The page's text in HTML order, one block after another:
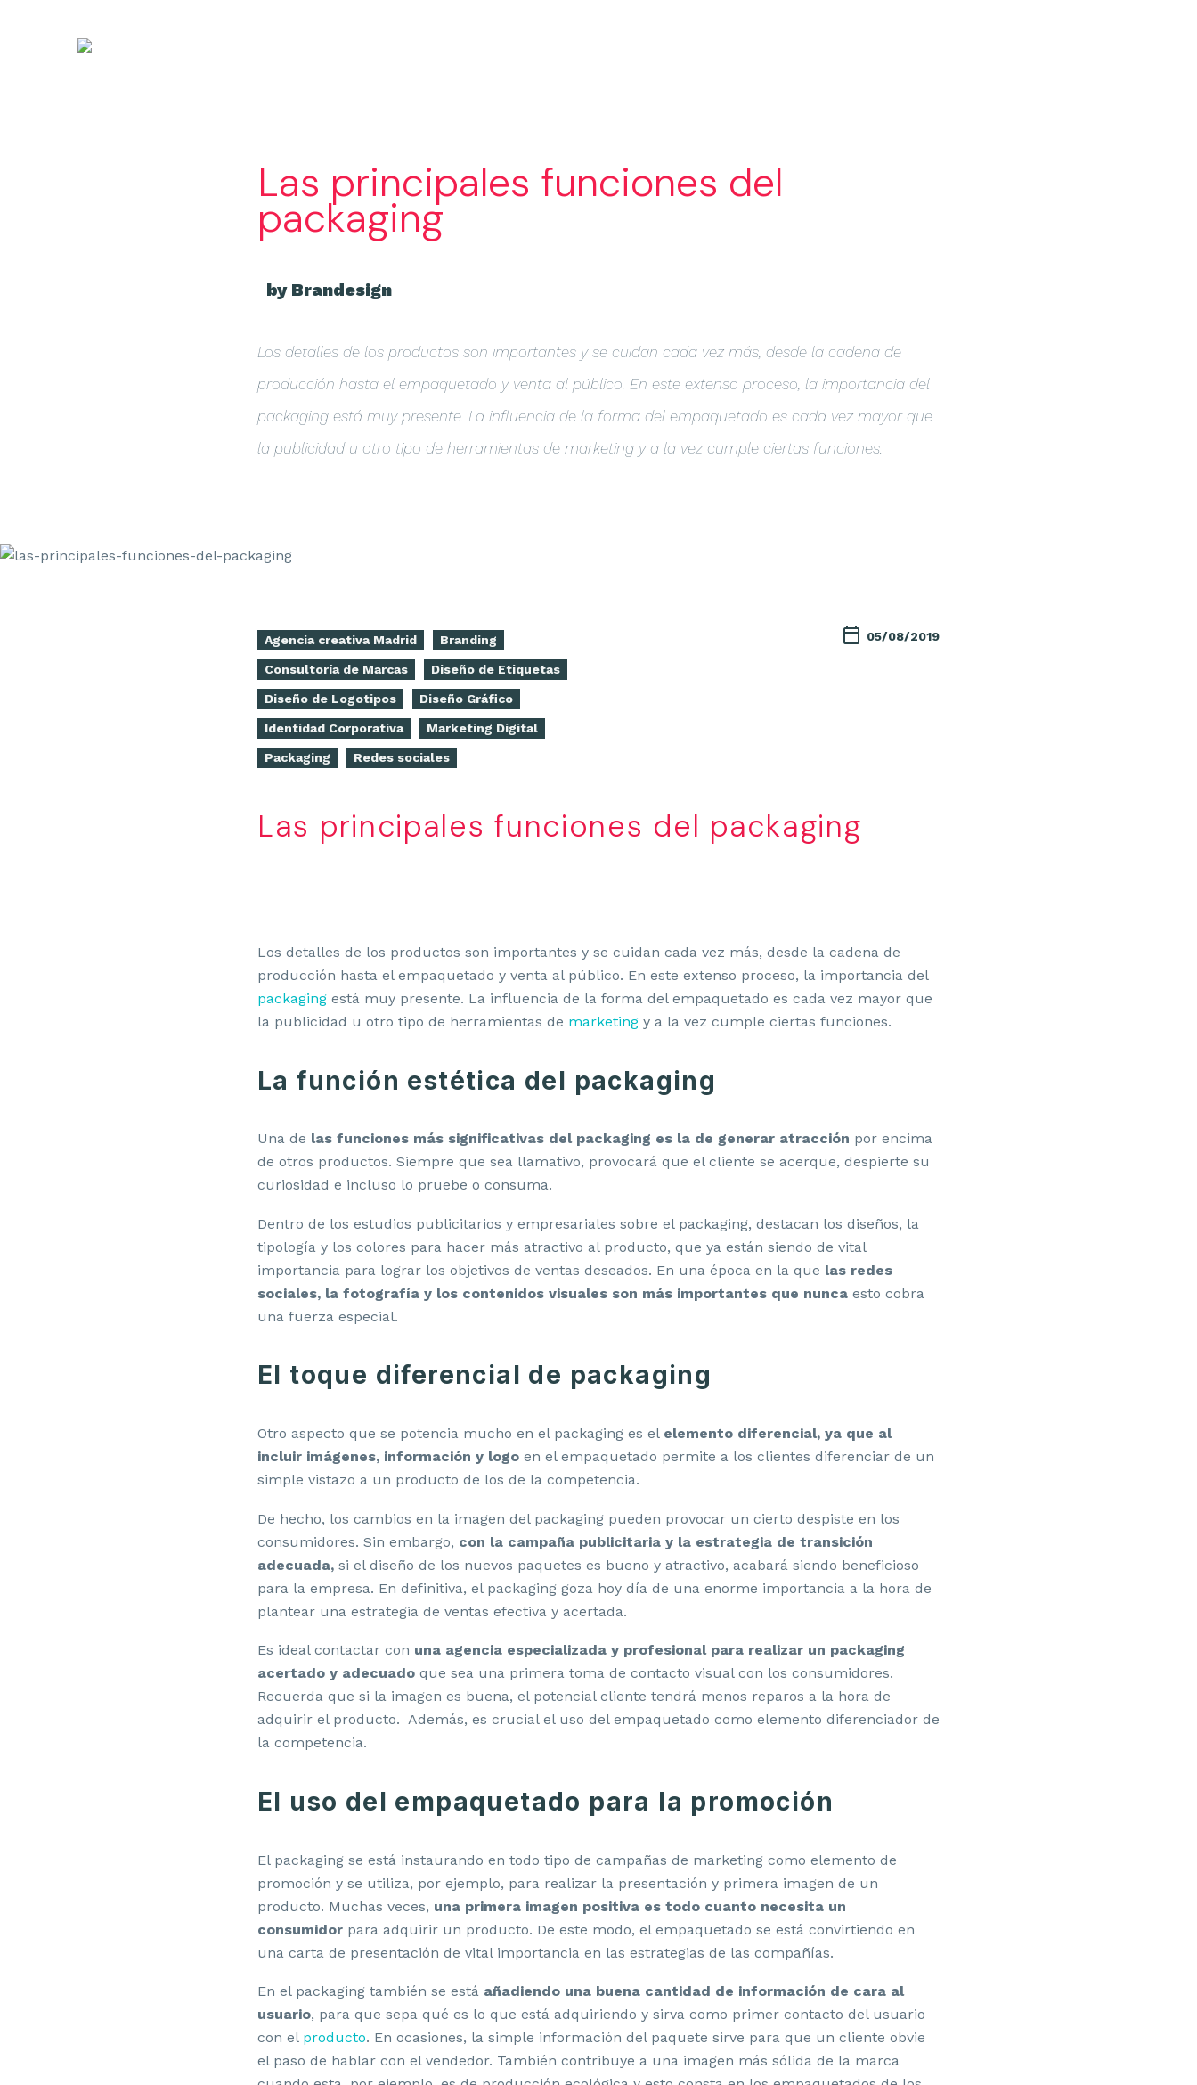
Las principales funciones del
packaging
by Brandesign
Los detalles de los productos son importantes y se cuidan cada vez más, desde la cadena de
producción hasta el empaquetado y venta al público. En este extenso proceso, la importancia del
packaging está muy presente. La influencia de la forma del empaquetado es cada vez mayor que
la publicidad u otro tipo de herramientas de marketing y a la vez cumple ciertas funciones.
Agencia creativa Madrid Branding
Consultoría de Marcas Diseño de Etiquetas
Diseño de Logotipos Diseño Gráfico
Identidad Corporativa Marketing Digital
Packaging Redes sociales
05/08/2019
Las principales funciones del packaging
Los detalles de los productos son importantes y se cuidan cada vez más, desde la cadena de
producción hasta el empaquetado y venta al público. En este extenso proceso, la importancia del
packaging está muy presente. La influencia de la forma del empaquetado es cada vez mayor que
la publicidad u otro tipo de herramientas de marketing y a la vez cumple ciertas funciones.
La función estética del packaging
Una de las funciones más significativas del packaging es la de generar atracción por encima
de otros productos. Siempre que sea llamativo, provocará que el cliente se acerque, despierte su
curiosidad e incluso lo pruebe o consuma.
Dentro de los estudios publicitarios y empresariales sobre el packaging, destacan los diseños, la
tipología y los colores para hacer más atractivo al producto, que ya están siendo de vital
importancia para lograr los objetivos de ventas deseados. En una época en la que las redes
sociales, la fotografía y los contenidos visuales son más importantes que nunca esto cobra
una fuerza especial.
El toque diferencial de packaging
Otro aspecto que se potencia mucho en el packaging es el elemento diferencial, ya que al
incluir imágenes, información y logo en el empaquetado permite a los clientes diferenciar de un
simple vistazo a un producto de los de la competencia.
De hecho, los cambios en la imagen del packaging pueden provocar un cierto despiste en los
consumidores. Sin embargo, con la campaña publicitaria y la estrategia de transición
adecuada, si el diseño de los nuevos paquetes es bueno y atractivo, acabará siendo beneficioso
para la empresa. En definitiva, el packaging goza hoy día de una enorme importancia a la hora de
plantear una estrategia de ventas efectiva y acertada.
Es ideal contactar con una agencia especializada y profesional para realizar un packaging
acertado y adecuado que sea una primera toma de contacto visual con los consumidores.
Recuerda que si la imagen es buena, el potencial cliente tendrá menos reparos a la hora de
adquirir el producto. Además, es crucial el uso del empaquetado como elemento diferenciador de
la competencia.
El uso del empaquetado para la promoción
El packaging se está instaurando en todo tipo de campañas de marketing como elemento de
promoción y se utiliza, por ejemplo, para realizar la presentación y primera imagen de un
producto. Muchas veces, una primera imagen positiva es todo cuanto necesita un
consumidor para adquirir un producto. De este modo, el empaquetado se está convirtiendo en
una carta de presentación de vital importancia en las estrategias de las compañías.
En el packaging también se está añadiendo una buena cantidad de información de cara al
usuario, para que sepa qué es lo que está adquiriendo y sirva como primer contacto del usuario
con el producto. En ocasiones, la simple información del paquete sirve para que un cliente obvie
el paso de hablar con el vendedor. También contribuye a una imagen más sólida de la marca